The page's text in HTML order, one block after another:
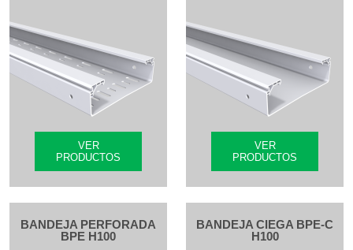
VER
PRODUCTOS
VER
PRODUCTOS
BANDEJA PERFORADA
BPE H100
BANDEJA CIEGA BPE-C
H100